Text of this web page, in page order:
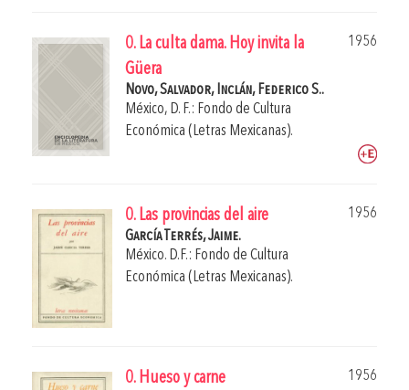
0. La culta dama. Hoy invita la
Güera
1956
Novo, Salvador,Inclán, Federico S..
México, D. F.: Fondo de Cultura
Económica (Letras Mexicanas).
0. Las provincias del aire
1956
García Terrés, Jaime.
México. D.F.: Fondo de Cultura
Económica (Letras Mexicanas).
0. Hueso y carne
1956